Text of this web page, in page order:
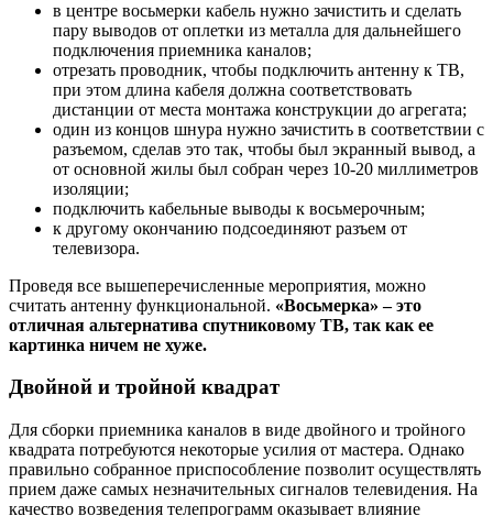
в центре восьмерки кабель нужно зачистить и сделать
пару выводов от оплетки из металла для дальнейшего
подключения приемника каналов;
отрезать проводник, чтобы подключить антенну к ТВ,
при этом длина кабеля должна соответствовать
дистанции от места монтажа конструкции до агрегата;
один из концов шнура нужно зачистить в соответствии с
разъемом, сделав это так, чтобы был экранный вывод, а
от основной жилы был собран через 10-20 миллиметров
изоляции;
подключить кабельные выводы к восьмерочным;
к другому окончанию подсоединяют разъем от
телевизора.
Проведя все вышеперечисленные мероприятия, можно
считать антенну функциональной. «Восьмерка» – это
отличная альтернатива спутниковому ТВ, так как ее
картинка ничем не хуже.
Двойной и тройной квадрат
Для сборки приемника каналов в виде двойного и тройного
квадрата потребуются некоторые усилия от мастера. Однако
правильно собранное приспособление позволит осуществлять
прием даже самых незначительных сигналов телевидения. На
качество возведения телепрограмм оказывает влияние